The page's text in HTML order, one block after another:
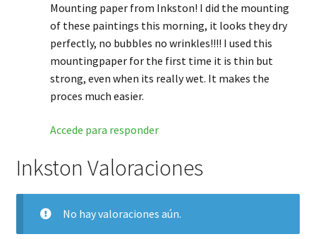
Mounting paper from Inkston! I did the mounting
of these paintings this morning, it looks they dry
perfectly, no bubbles no wrinkles!!!! I used this
mountingpaper for the first time it is thin but
strong, even when its really wet. It makes the
proces much easier.
Accede para responder
Inkston Valoraciones
No hay valoraciones aún.